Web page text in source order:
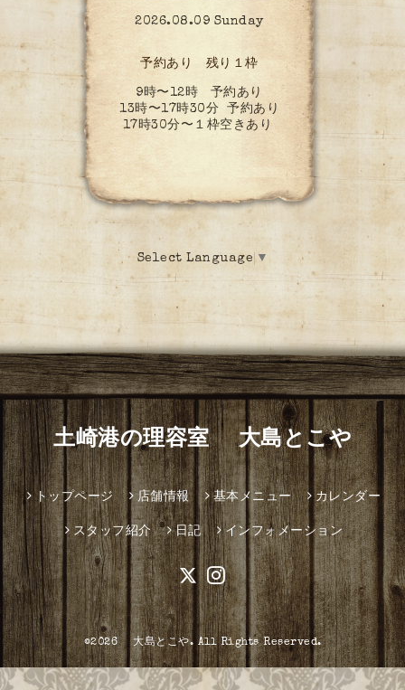
2026.08.09 Sunday
予約あり 残り１枠
9時〜12時 予約あり
13時〜17時30分 予約あり
17時30分〜１枠空きあり
Select Language ▼
土崎港の理容室 大島とこや
トップページ 店舗情報 基本メニュー カレンダー
スタッフ紹介 日記 インフォメーション
©2026大島とこや. All Rights Reserved.